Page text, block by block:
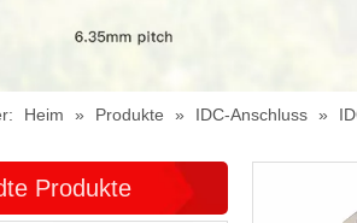
Heim » Produkte » IDC-Anschluss »
Produkte